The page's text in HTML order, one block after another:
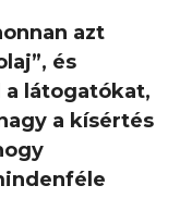
azt
és
a látogatókat,
a kísértés